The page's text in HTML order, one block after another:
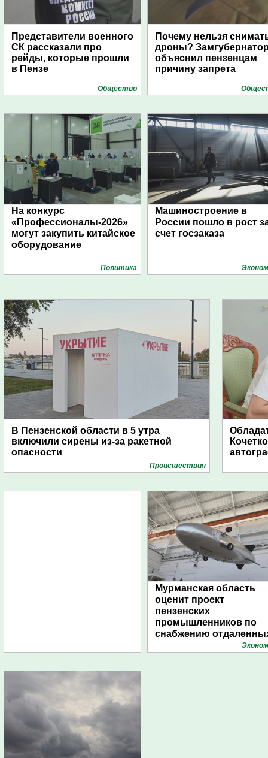
Представители военного
СК рассказали про
рейды, которые прошли
в Пензе
Общество
Почему нельзя
дроны?
объяснил пензенцам
причину запрета
На конкурс
«Профессионалы-2026»
могут закупить китайское
оборудование
Политика
Машиностроение в
России пошло в рост
счет госзаказа
В Пензенской области в 5 утра
включили сирены из-за ракетной
опасности
Проиcшествия
Мурманская область
оценит проект
пензенских
промышленников по
снабжению
поселений с помощью